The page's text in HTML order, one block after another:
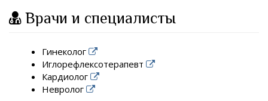
Врачи и специалисты
Гинеколог
Иглорефлексотерапевт
Кардиолог
Невролог